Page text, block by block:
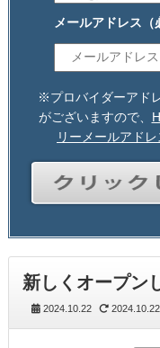
メールアドレス
※プロバイダーアド
がございますので、
リーメールアド
新しくオープン
2024.10.22 2024.10.22